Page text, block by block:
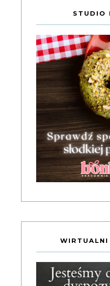
STUDIO
WIRTUALNI